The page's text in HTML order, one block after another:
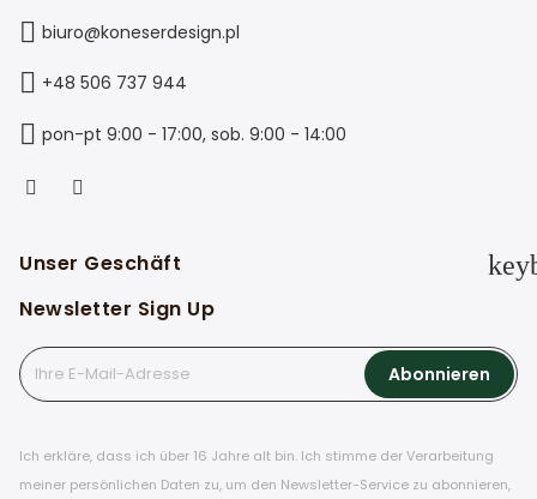
biuro@koneserdesign.pl
+48 506 737 944
pon-pt 9:00 - 17:00, sob. 9:00 - 14:00
Unser Geschäft
Newsletter Sign Up
Ich erkläre, dass ich über 16 Jahre alt bin. Ich stimme der Verarbeitung
meiner persönlichen Daten zu, um den Newsletter-Service zu abonnieren,